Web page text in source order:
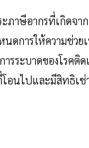
ภาษีอากรที่เกิดจ
ดการให้ความช่ว
รระบาดของโรค
โอนไปและมีสิทธิ